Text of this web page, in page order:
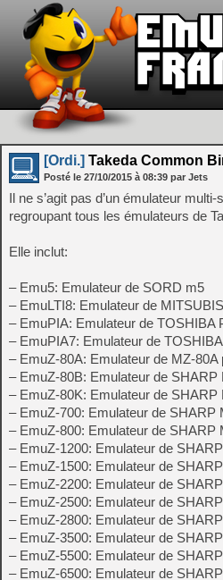
[Ordi.] Takeda Common
Posté le 27/10/2015 à 08:39 par Jets
Il ne s’agit pas d’un émulateur
regroupant tous les émulateurs de
Elle inclut:
– Emu5: Emulateur de SORD m5
– EmuLTI8: Emulateur de
– EmuPIA: Emulateur de TOSHIBA
– EmuPIA7: Emulateur de
– EmuZ-80A: Emulateur de MZ-80A
– EmuZ-80B: Emulateur de SHARP
– EmuZ-80K: Emulateur de SHARP
– EmuZ-700: Emulateur de SHARP
– EmuZ-800: Emulateur de SHARP
– EmuZ-1200: Emulateur de
– EmuZ-1500: Emulateur de
– EmuZ-2200: Emulateur de
– EmuZ-2500: Emulateur de
– EmuZ-2800: Emulateur de
– EmuZ-3500: Emulateur de
– EmuZ-5500: Emulateur de
– EmuZ-6500: Emulateur de